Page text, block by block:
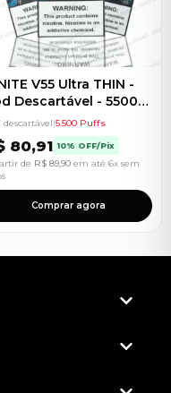
V55 Ultra THIN -
Descartável - 5500
descartável|5.500 Puffs
80,91 10% OFF/Pix
de R$ 89,90 em até 6x sem
Comprar agora